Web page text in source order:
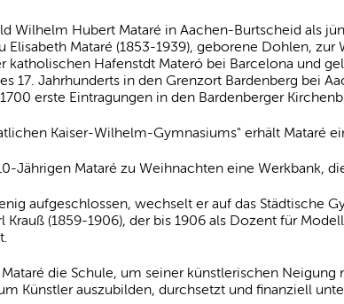
Wilhelm Hubert Mataré in Aachen-Burtscheid als
Elisabeth Mataré (1853-1939), geborene Dohlen,
katholischen Hafenstdt Materó bei Barcelona und
17. Jahrhunderts in den Grenzort Bardenberg bei
erste Eintragungen in den Bardenberger
Kaiser-Wilhelm-Gymnasiums" erhält Mataré
Jährigen Mataré zu Weihnachten eine Werkbank,
aufgeschlossen, wechselt er auf das Städtische
Krauß (1859-1906), der bis 1906 als Dozent für
die Schule, um seiner künstlerischen
Künstler auszubilden, durchsetzt und finanziell